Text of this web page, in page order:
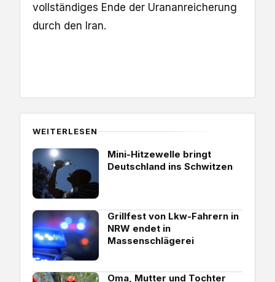
vollständiges Ende der Urananreicherung
durch den Iran.
WEITERLESEN
Mini-Hitzewelle bringt
Deutschland ins Schwitzen
Grillfest von Lkw-Fahrern in
NRW endet in
Massenschlägerei
Oma, Mutter und Tochter